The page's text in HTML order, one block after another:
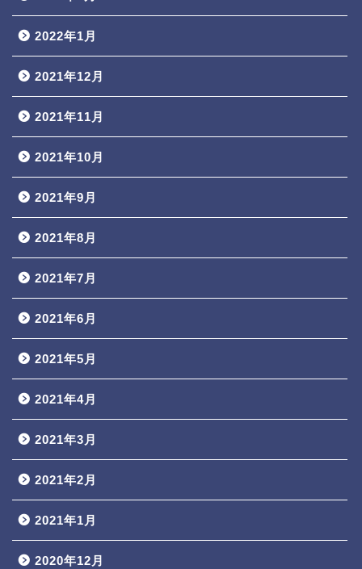
2022年1月
2021年12月
2021年11月
2021年10月
2021年9月
2021年8月
2021年7月
2021年6月
2021年5月
2021年4月
2021年3月
2021年2月
2021年1月
2020年12月